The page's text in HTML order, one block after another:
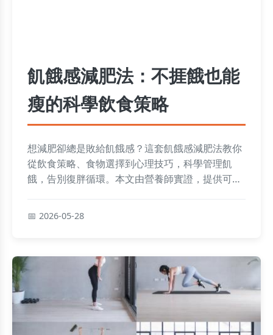
飢餓感減肥法：不捱餓也能
瘦的科學飲食策略
想減肥卻總是敗給飢餓感？這套飢餓感減肥法教你
從飲食策略、食物選擇到心理技巧，科學管理飢
餓，告別復胖循環。本文由營養師實證，提供可執
2026-05-28